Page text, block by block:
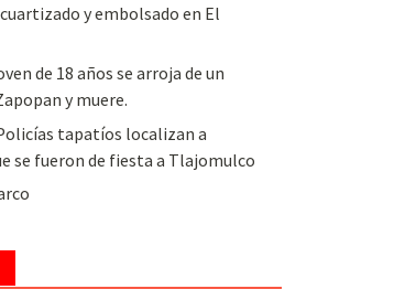
y embolsado en El
de 18 años se arroja de un
y muere.
tapatíos localizan a
se fueron de fiesta a Tlajomulco